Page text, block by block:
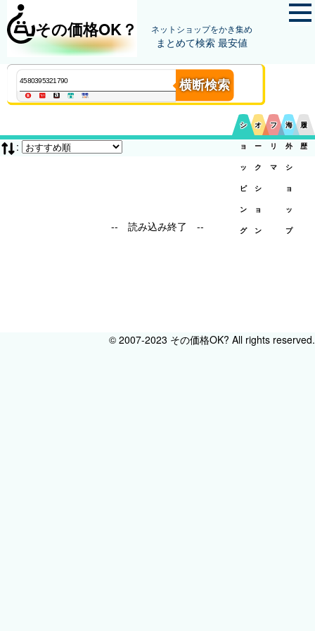
その価格OK？ ネットショップをかき集め
まとめて検索 最安値
横断検索
シ
ョ
ッ
ピ
ン
グ
オ
ー
ク
シ
ョ
ン
フ
リ
マ
海
外
シ
ョ
ッ
プ
履
歴
:
-- 読み込み終了 --
© 2007-2023 その価格OK? All rights reserved.